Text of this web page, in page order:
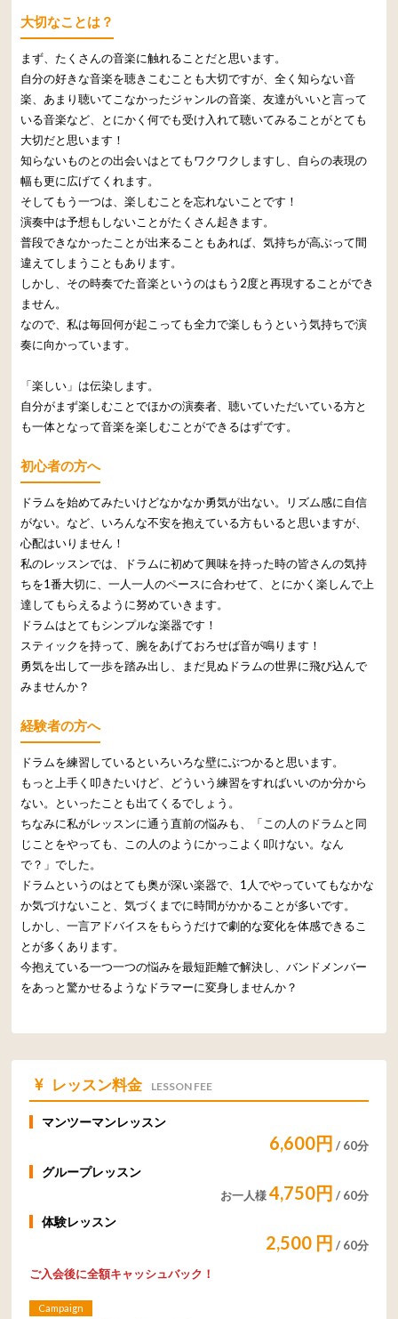
大切なことは？
まず、たくさんの音楽に触れることだと思います。
自分の好きな音楽を聴きこむことも大切ですが、全く知らない音
楽、あまり聴いてこなかったジャンルの音楽、友達がいいと言って
いる音楽など、とにかく何でも受け入れて聴いてみることがとても
大切だと思います！
知らないものとの出会いはとてもワクワクしますし、自らの表現の
幅も更に広げてくれます。
そしてもう一つは、楽しむことを忘れないことです！
演奏中は予想もしないことがたくさん起きます。
普段できなかったことが出来ることもあれば、気持ちが高ぶって間
違えてしまうこともあります。
しかし、その時奏でた音楽というのはもう2度と再現することができ
ません。
なので、私は毎回何が起こっても全力で楽しもうという気持ちで演
奏に向かっています。
「楽しい」は伝染します。
自分がまず楽しむことでほかの演奏者、聴いていただいている方と
も一体となって音楽を楽しむことができるはずです。
初心者の方へ
ドラムを始めてみたいけどなかなか勇気が出ない。リズム感に自信
がない。など、いろんな不安を抱えている方もいると思いますが、
心配はいりません！
私のレッスンでは、ドラムに初めて興味を持った時の皆さんの気持
ちを1番大切に、一人一人のペースに合わせて、とにかく楽しんで上
達してもらえるように努めていきます。
ドラムはとてもシンプルな楽器です！
スティックを持って、腕をあげておろせば音が鳴ります！
勇気を出して一歩を踏み出し、まだ見ぬドラムの世界に飛び込んで
みませんか？
経験者の方へ
ドラムを練習しているといろいろな壁にぶつかると思います。
もっと上手く叩きたいけど、どういう練習をすればいいのか分から
ない。といったことも出てくるでしょう。
ちなみに私がレッスンに通う直前の悩みも、「この人のドラムと同
じことをやっても、この人のようにかっこよく叩けない。なん
で？」でした。
ドラムというのはとても奥が深い楽器で、1人でやっていてもなかな
か気づけないこと、気づくまでに時間がかかることが多いです。
しかし、一言アドバイスをもらうだけで劇的な変化を体感できるこ
とが多くあります。
今抱えている一つ一つの悩みを最短距離で解決し、バンドメンバー
をあっと驚かせるようなドラマーに変身しませんか？
レッスン料金 LESSON FEE
マンツーマンレッスン
6,600円 / 60分
グループレッスン
お一人様4,750円 / 60分
体験レッスン
2,500 円 / 60分
ご入会後に全額キャッシュバック！
Campaign